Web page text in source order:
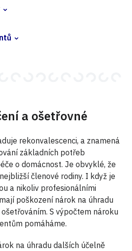
a ošetřovné
rekonvalescenci, a znamená
základních potřeb
o domácnost. Je obvyklé, že
členové rodiny. I když je
a nikoliv profesionálními
poškození nárok na úhradu
S výpočtem nároku
pomáháme.
na úhradu dalších účelně